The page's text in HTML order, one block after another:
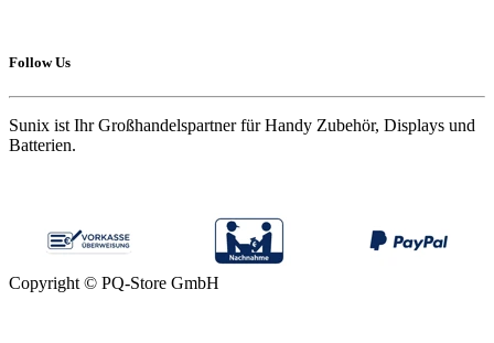
Follow Us
Sunix ist Ihr Großhandelspartner für Handy Zubehör, Displays und
Batterien.
Copyright © PQ-Store GmbH